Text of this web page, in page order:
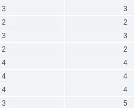
3 3
2 2
3 3
2 2
4 4
4 4
4 4
3 5